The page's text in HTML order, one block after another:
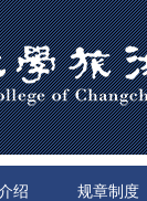
绍 规章制度